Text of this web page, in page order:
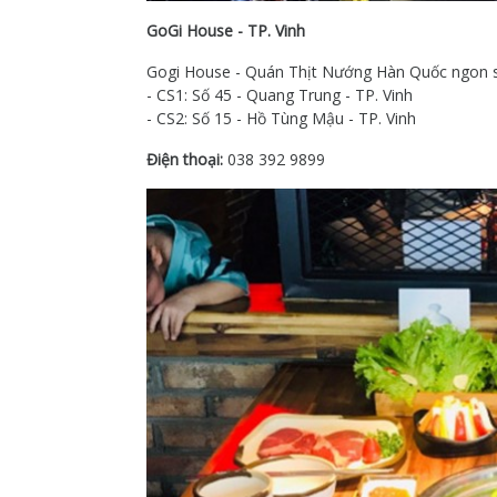
GoGi House - TP. Vinh
Gogi House - Quán Thịt Nướng Hàn Quốc ngon
- CS1: Số 45 - Quang Trung - TP. Vinh
- CS2: Số 15 - Hồ Tùng Mậu - TP. Vinh
Điện thoại: 038 392 9899